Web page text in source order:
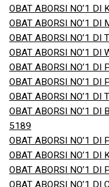
OBAT ABORSI NO’1
OBAT ABORSI NO’1
OBAT ABORSI NO’1
OBAT ABORSI NO’1
OBAT ABORSI NO’1
OBAT ABORSI NO’1
OBAT ABORSI NO’1
OBAT ABORSI NO’1
5189
OBAT ABORSI NO’1
OBAT ABORSI NO’1
OBAT ABORSI NO’1
OBAT ABORSI NO’1